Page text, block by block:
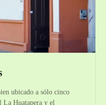
ubicado a sólo cinco
La Huatapera y el